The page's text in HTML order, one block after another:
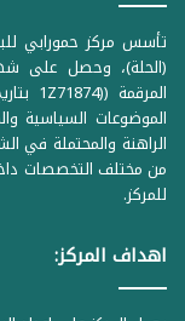
(الحلة)، وحصل على
الموضوعات السياسية
الراهنة والمحتملة في
من مختلف التخصصات
للمركز.
اهداف المركز: